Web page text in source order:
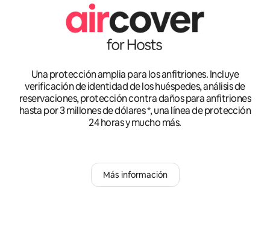
Una protección amplia para los anfitriones. Incluye
verificación de identidad de los huéspedes, análisis de
reservaciones, protección contra daños para anfitriones
hasta por 3 millones de dólares *, una línea de protección
24 horas y mucho más.
Más información